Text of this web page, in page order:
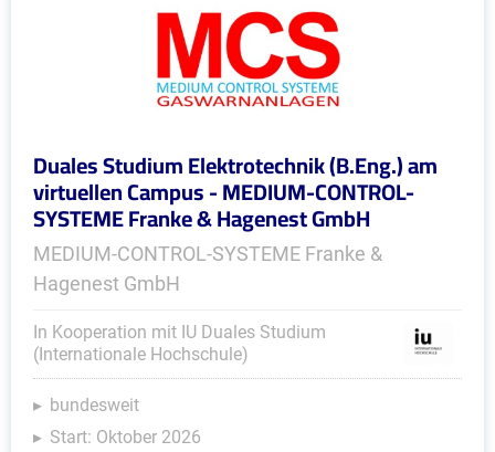
Duales Studium Elektrotechnik (B.Eng.) am
virtuellen Campus - MEDIUM-CONTROL-
SYSTEME Franke & Hagenest GmbH
MEDIUM-CONTROL-SYSTEME Franke &
Hagenest GmbH
In Kooperation mit IU Duales Studium
(Internationale Hochschule)
bundesweit
Start: Oktober 2026